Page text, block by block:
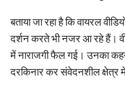
बताया जा रहा है कि वायरल
दर्शन करते भी नजर आ रहे हैं।
में नाराजगी फैल गई। उनका
दरकिनार कर संवेदनशील क्षेत्र